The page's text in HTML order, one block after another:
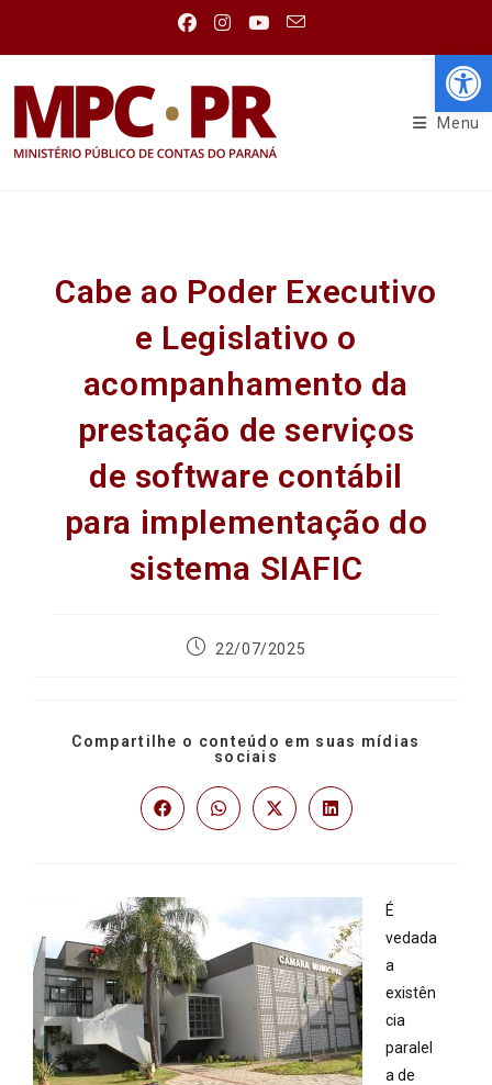
Menu
Cabe ao Poder Executivo
e Legislativo o
acompanhamento da
prestação de serviços
de software contábil
para implementação do
sistema SIAFIC
22/07/2025
Compartilhe o conteúdo em suas mídias
sociais
É
vedada
a
existên
cia
paralel
a de